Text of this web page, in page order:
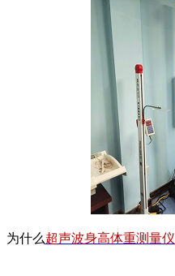
为什么超声波身高体重测量仪